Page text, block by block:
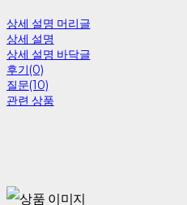
상세 설명 머리글
상세 설명
상세 설명 바닥글
후기(0)
질문(10)
관련 상품